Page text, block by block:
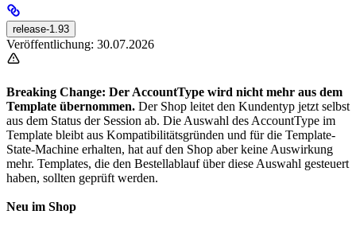
release-1.93
Veröffentlichung: 30.07.2026
Breaking Change: Der AccountType wird nicht mehr aus dem
Template übernommen. Der Shop leitet den Kundentyp jetzt selbst
aus dem Status der Session ab. Die Auswahl des AccountType im
Template bleibt aus Kompatibilitätsgründen und für die Template-
State-Machine erhalten, hat auf den Shop aber keine Auswirkung
mehr. Templates, die den Bestellablauf über diese Auswahl gesteuert
haben, sollten geprüft werden.
Neu im Shop